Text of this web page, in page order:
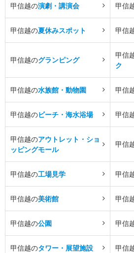
甲信越の演劇・講演会 甲信
甲信越の夏休みスポット 甲信
甲信越のグランピング
甲信
ク
甲信越の水族館・動物園 甲信
甲信越のビーチ・海水浴場 甲信
甲信越のアウトレット・ショ
ッピングモール
甲信
甲信越の工場見学 甲信
甲信越の美術館 甲信
甲信越の公園 甲信
甲信越のタワー・展望施設 甲信